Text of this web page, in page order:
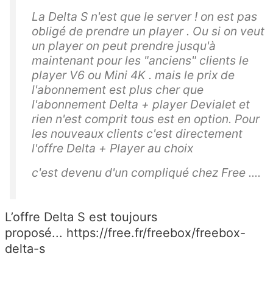
La Delta S n'est que le server ! on est pas
obligé de prendre un player . Ou si on veut
un player on peut prendre jusqu'à
maintenant pour les "anciens" clients le
player V6 ou Mini 4K . mais le prix de
l'abonnement est plus cher que
l'abonnement Delta + player Devialet et
rien n'est comprit tous est en option. Pour
les nouveaux clients c'est directement
l'offre Delta + Player au choix
c'est devenu d'un compliqué chez Free ....
L’offre Delta S est toujours
proposé... https://free.fr/freebox/freebox-
delta-s